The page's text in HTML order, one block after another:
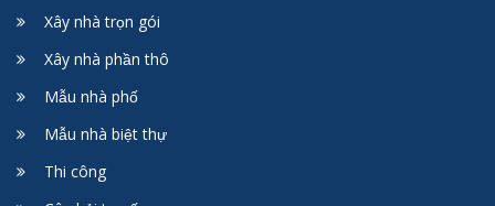
Xây nhà trọn gói
Xây nhà phần thô
Mẫu nhà phố
Mẫu nhà biệt thự
Thi công